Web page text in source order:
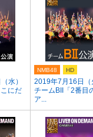
水）
にだ
2019年7月16日（
チームBII「2番目
ア...
NMB48 HD